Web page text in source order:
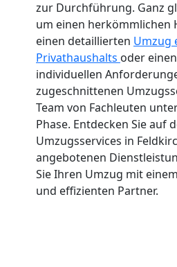
zur Durchführung. Ganz
um einen herkömmlichen
einen detaillierten Umzug
Privathaushalts oder
individuellen
zugeschnittenen
Team von Fachleuten
Phase. Entdecken Sie auf
Umzugsservices in
angebotenen
Sie Ihren Umzug mit
und effizienten Partner.